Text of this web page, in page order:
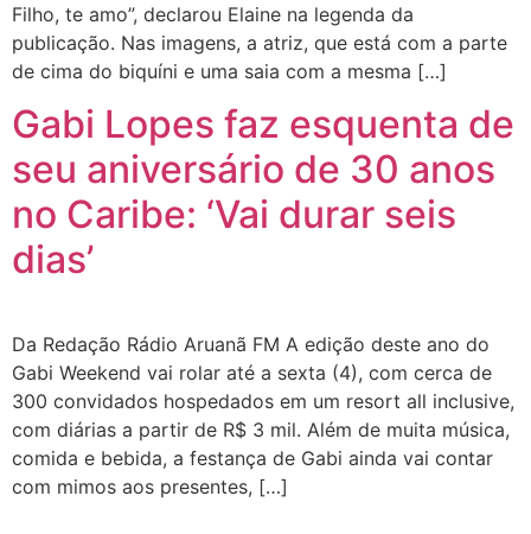
Filho, te amo”, declarou Elaine na legenda da
publicação. Nas imagens, a atriz, que está com a parte
de cima do biquíni e uma saia com a mesma […]
Gabi Lopes faz esquenta de
seu aniversário de 30 anos
no Caribe: ‘Vai durar seis
dias’
Da Redação Rádio Aruanã FM A edição deste ano do
Gabi Weekend vai rolar até a sexta (4), com cerca de
300 convidados hospedados em um resort all inclusive,
com diárias a partir de R$ 3 mil. Além de muita música,
comida e bebida, a festança de Gabi ainda vai contar
com mimos aos presentes, […]